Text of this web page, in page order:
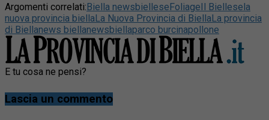
Argomenti correlati: Biella newsbiellese Foliage Il Biellese la
nuova provincia biellaLa Nuova Provincia di BiellaLa provincia
di Biellanews biellanewsbiellaparco burcinapollone
E tu cosa ne pensi?
Lascia un commento